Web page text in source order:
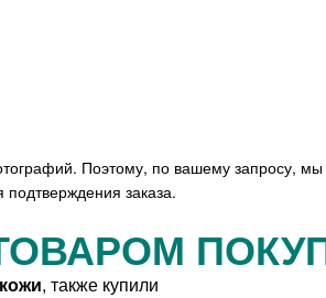
Поэтому, по вашему запросу,
заказа.
, также купили